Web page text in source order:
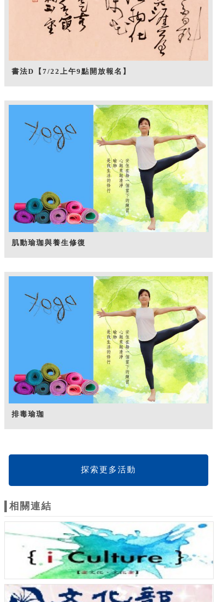
書法D【7/22上午9點開放報名】
肌動瑜珈與養生修復
排毒瑜珈
探索更多活動
相關連結